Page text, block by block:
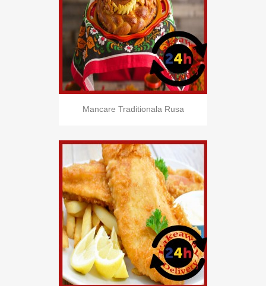
Mancare Traditionala Rusa